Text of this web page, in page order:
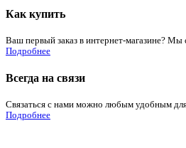
Как купить
Ваш первый заказ в интернет-магазине?
Подробнее
Всегда на связи
Связаться с нами можно любым удобным
Подробнее